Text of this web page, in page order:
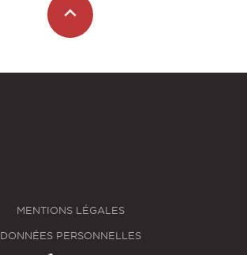
MENTIONS LÉGALES
DONNÉES PERSONNELLES